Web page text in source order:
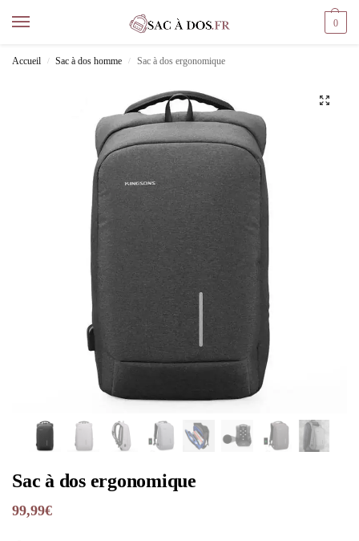
0
Accueil / Sac à dos homme / Sac à dos ergonomique
Sac à dos ergonomique
99,99€